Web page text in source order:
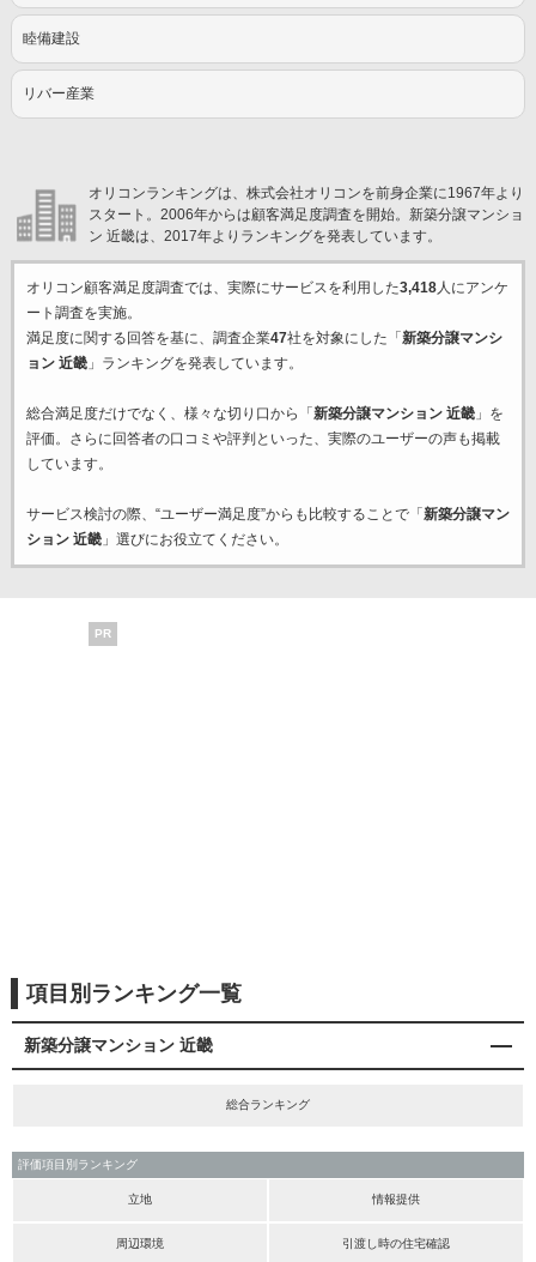
睦備建設
リバー産業
オリコンランキングは、株式会社オリコンを前身企業に1967年より
スタート。2006年からは顧客満足度調査を開始。新築分譲マンショ
ン 近畿は、2017年よりランキングを発表しています。
オリコン顧客満足度調査では、実際にサービスを利用した3,418人にアンケ
ート調査を実施。
満足度に関する回答を基に、調査企業47社を対象にした「 新築分譲マンシ
ョン 近畿」ランキングを発表しています。
総合満足度だけでなく、様々な切り口から「 新築分譲マンション 近畿」を
評価。さらに回答者の口コミや評判といった、実際のユーザーの声も掲載
しています。
サービス検討の際、“ユーザー満足度”からも比較することで「 新築分譲マン
ション 近畿」選びにお役立てください。
PR
項目別ランキング一覧
新築分譲マンション 近畿
総合ランキング
評価項目別ランキング
立地 情報提供
周辺環境 引渡し時の住宅確認